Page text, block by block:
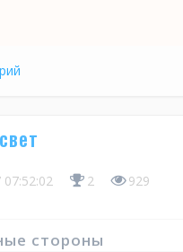
2 929
стороны